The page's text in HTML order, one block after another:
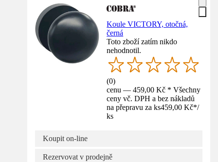
Koule VICTORY, otočná,
černá
Toto zboží zatím nikdo
nehodnotil.
(0)
cenu — 459,00 Kč * Všechny
ceny vč. DPH a bez nákladů
na přepravu za ks459,00 Kč*/
ks
Koupit on-line
Rezervovat v prodejně